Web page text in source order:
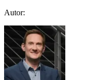
Autor: